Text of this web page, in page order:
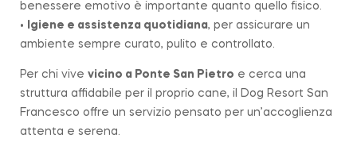
benessere emotivo è importante quanto quello fisico.
•
Igiene e assistenza quotidiana, per assicurare un
ambiente sempre curato, pulito e controllato.
Per chi vive vicino a Ponte San Pietro e cerca una
struttura affidabile per il proprio cane, il Dog Resort San
Francesco offre un servizio pensato per un’accoglienza
attenta e serena.